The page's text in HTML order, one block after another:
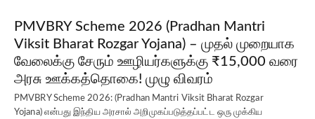
PMVBRY Scheme 2026 (Pradhan Mantri
Viksit Bharat Rozgar Yojana) – முதல் முறையாக
வேலைக்கு சேரும் ஊழியர்களுக்கு ₹15,000 வரை
அரசு ஊக்கத்தொகை! முழு விவரம்
PMVBRY Scheme 2026: (Pradhan Mantri Viksit Bharat Rozgar
Yojana) என்பது இந்திய அரசால் அறிமுகப்படுத்தப்பட்ட ஒரு முக்கிய